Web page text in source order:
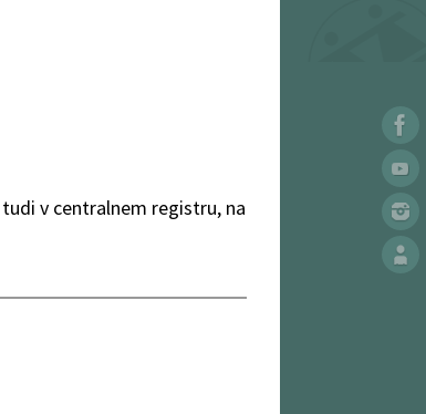
v centralnem registru, na